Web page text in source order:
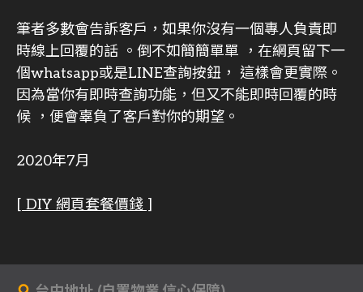
筆者多數會告訴客戶，如果你沒有一個專人負責即
時線上回覆的話 。倒不如簡簡單單 ，在網頁留下一
個whatsapp或是LINE查詢按鈕， 這樣會更實際。
因為當你有即時查詢功能，但又不能即時回覆的時
候 ，便會辜負了客戶對你的期望。
2020年7月
[ DIY 網頁套餐價錢 ]